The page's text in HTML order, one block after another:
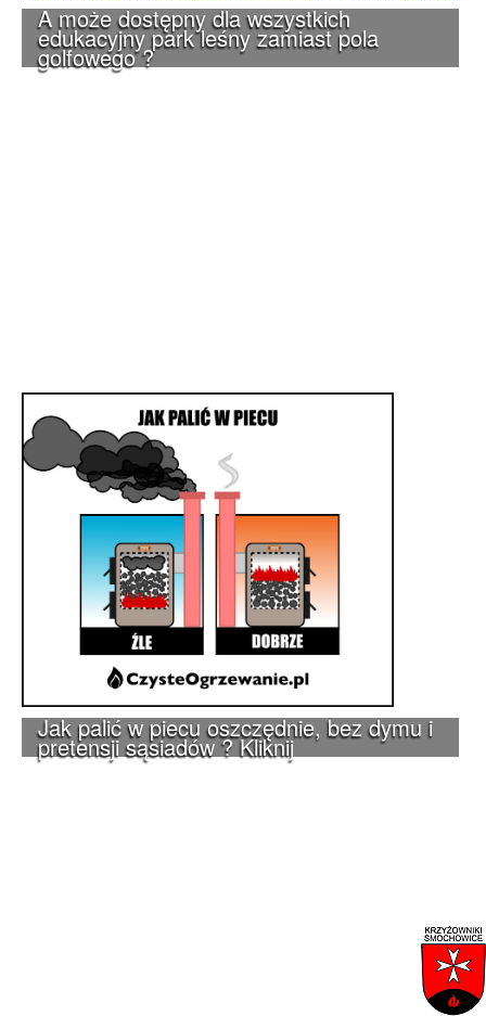
A może dostępny dla wszystkich
edukacyjny park leśny zamiast pola
golfowego ?
Jak palić w piecu oszczędnie, bez dymu i
pretensji sąsiadów ? Kliknij